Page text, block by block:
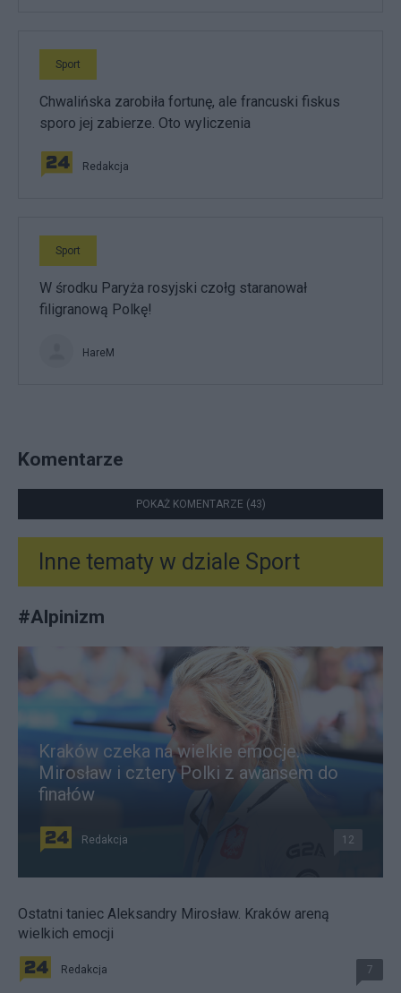
Sport
Chwalińska zarobiła fortunę, ale francuski fiskus
sporo jej zabierze. Oto wyliczenia
Redakcja
Sport
W środku Paryża rosyjski czołg staranował
filigranową Polkę!
HareM
Komentarze
POKAŻ KOMENTARZE (43)
Inne tematy w dziale Sport
#Alpinizm
Kraków czeka na wielkie emocje.
Mirosław i cztery Polki z awansem do
finałów
Redakcja 12
Ostatni taniec Aleksandry Mirosław. Kraków areną
wielkich emocji
Redakcja 7